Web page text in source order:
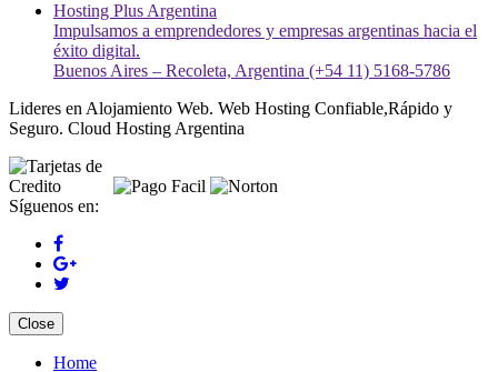
Hosting Plus Argentina
Impulsamos a emprendedores y empresas argentinas hacia el
éxito digital.
Buenos Aires – Recoleta, Argentina (+54 11) 5168-5786
Lideres en Alojamiento Web. Web Hosting Confiable,Rápido y
Seguro. Cloud Hosting Argentina
Síguenos en:
Close
Home